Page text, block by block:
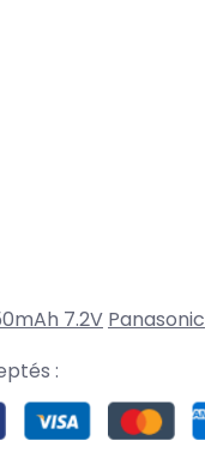
7.2V Panasonic
: